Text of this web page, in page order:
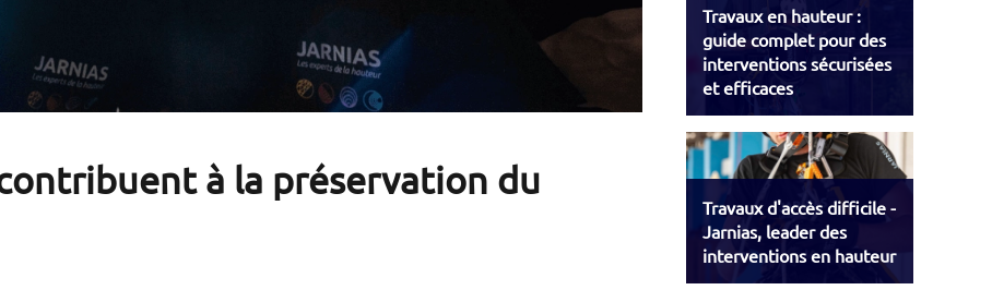
à la préservation du
Travaux en hauteur :
guide complet pour des
interventions sécurisées
et efficaces
Travaux d'accès difficile -
Jarnias, leader des
interventions en hauteur